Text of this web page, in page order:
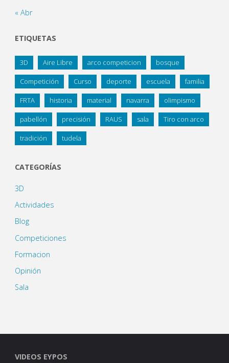
« Abr
ETIQUETAS
3D Aire Libre arco competicion bosque
Competición Curso deporte escuela familia
FRTA historia material navarra olimpismo
pabellón precisión RAUS sala Tiro con arco
tradición tudela
CATEGORÍAS
3D
Actividades
Blog
Competiciones
Formacion
Opinión
Sala
VIDEOS EYPOS